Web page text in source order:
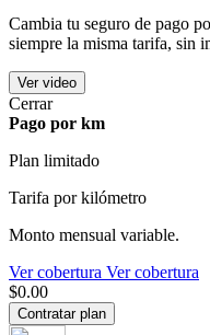
Cambia tu seguro de pago
siempre la misma tarifa, sin
Ver video
Cerrar
Pago por km
Plan limitado
Tarifa por kilómetro
Monto mensual variable.
Ver cobertura Ver cobertura
$0.00
Contratar plan